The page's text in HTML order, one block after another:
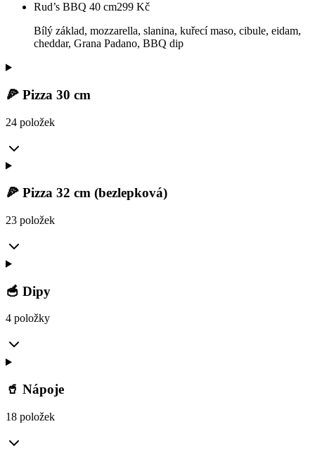
Rud’s BBQ 40 cm299 Kč
Bílý základ, mozzarella, slanina, kuřecí maso, cibule, eidam,
cheddar, Grana Padano, BBQ dip
🍕 Pizza 30 cm
24 položek
🍕 Pizza 32 cm (bezlepková)
23 položek
🥣 Dipy
4 položky
🥤 Nápoje
18 položek